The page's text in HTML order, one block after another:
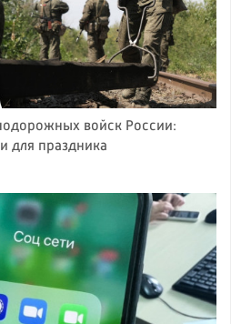
войск России:
для праздника